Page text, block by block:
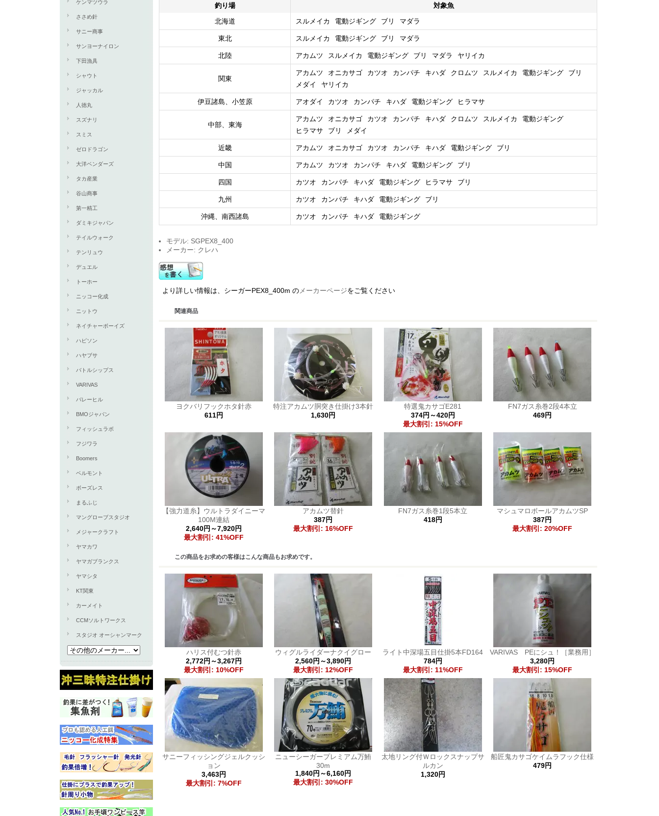
ケンマツウラ
ささめ針
サニー商事
サンヨーナイロン
下田漁具
シャウト
ジャッカル
人徳丸
スズナリ
スミス
ゼロドラゴン
大洋ベンダーズ
タカ産業
谷山商事
第一精工
ダミキジャパン
テイルウォーク
テンリュウ
デュエル
トーホー
ニッコー化成
ニットウ
ネイチャーボーイズ
ハピソン
ハヤブサ
バトルシップス
VARIVAS
バレーヒル
BMOジャパン
フィッシュラボ
フジワラ
Boomers
ベルモント
ボーズレス
まるふじ
マングローブスタジオ
メジャークラフト
ヤマカワ
ヤマガブランクス
ヤマシタ
KT関東
カーメイト
CCMソルトワークス
スタジオ オーシャンマーク
釣り場
対象魚
北海道
スルメイカ 電動ジギング ブリ マダラ
東北 スルメイカ 電動ジギング ブリ マダラ
北陸 アカムツ スルメイカ 電動ジギング ブリ マダラ ヤリイカ
関東
アカムツ オニカサゴ カツオ カンパチ キハダ クロムツ スルメイカ 電動ジギング
ブリ
メダイ
ヤリイカ
伊豆諸島、小笠原 アオダイ カツオ カンパチ キハダ 電動ジギング ヒラマサ
中部、東海
アカムツ オニカサゴ カツオ カンパチ キハダ クロムツ スルメイカ
電動ジギング
ヒラマサ
ブリ メダイ
近畿 アカムツ オニカサゴ カツオ カンパチ キハダ 電動ジギング ブリ
中国 アカムツ カツオ カンパチ キハダ 電動ジギング ブリ
四国 カツオ カンパチ キハダ 電動ジギング ヒラマサ ブリ
九州 カツオ カンパチ キハダ 電動ジギング ブリ
沖縄、南西諸島 カツオ カンパチ キハダ 電動ジギング
モデル: SGPEX8_400
メーカー: クレハ
より詳しい情報は、シーガーPEX8_400m のメーカーページをご覧ください
関連商品
ヨクバリフックホタ針赤
611円
特注アカムツ胴突き仕掛け3本針
1,630円
特選鬼カサゴE281
374円～420円
最大割引: 15%OFF
FN7ガス糸巻2段4本立
469円
【強力道糸】ウルトラダイニーマ
100M連結
2,640円～7,920円
最大割引: 41%OFF
アカムツ替針
387円
最大割引: 16%OFF
FN7ガス糸巻1段5本立
418円
マシュマロボールアカムツSP
387円
最大割引: 20%OFF
この商品をお求めの客様はこんな商品もお求めです。
ハリス付むつ針赤
2,772円～3,267円
最大割引: 10%OFF
ウィグルライダーナクイグロー
2,560円～3,890円
最大割引: 12%OFF
ライト中深場五目仕掛5本FD164
784円
最大割引: 11%OFF
VARIVAS PEにシュ！［業務用］
3,280円
最大割引: 15%OFF
サニーフィッシングジェルクッシ
ョン
3,463円
最大割引: 7%OFF
ニューシーガープレミアム万鮪
30m
1,840円～6,160円
最大割引: 30%OFF
太地リング付Ｗロックスナップサ
ルカン
1,320円
船匠鬼カサゴケイムラフック仕様
479円